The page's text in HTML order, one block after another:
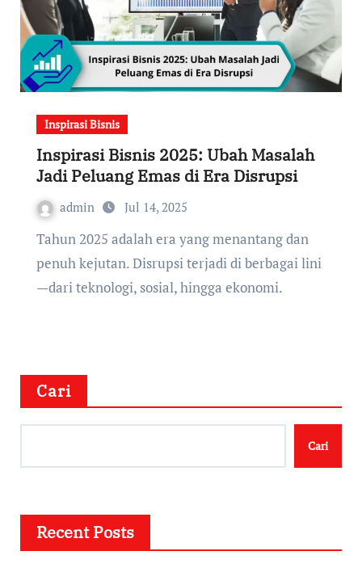
Inspirasi Bisnis
Inspirasi Bisnis 2025: Ubah Masalah
Jadi Peluang Emas di Era Disrupsi
admin Jul 14, 2025
Tahun 2025 adalah era yang menantang dan
penuh kejutan. Disrupsi terjadi di berbagai lini
—dari teknologi, sosial, hingga ekonomi.
Cari
Cari
Recent Posts